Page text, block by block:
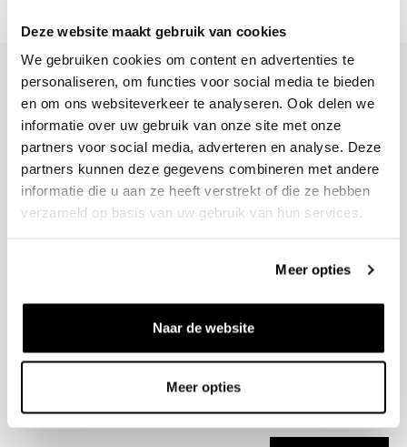
Deze website maakt gebruik van cookies
We gebruiken cookies om content en advertenties te
personaliseren, om functies voor social media te bieden
en om ons websiteverkeer te analyseren. Ook delen we
informatie over uw gebruik van onze site met onze
partners voor social media, adverteren en analyse. Deze
partners kunnen deze gegevens combineren met andere
informatie die u aan ze heeft verstrekt of die ze hebben
verzameld op basis van uw gebruik van hun services.
Meer opties
Naar de website
Meer opties
+31 23 205 2006
info@bruut.nl
Contact Formulier
Open tot 18:00
OPENINGSTIJDEN
Helpen
Nieuwsbrief